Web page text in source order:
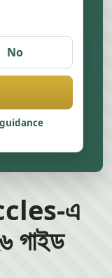
No
এ
গাইড